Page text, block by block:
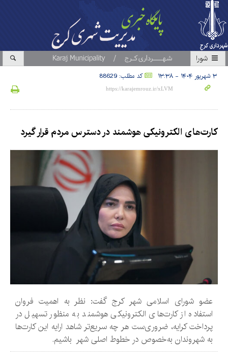
شورا
۳ شهریور ۱۴۰۴ - ۱۳:۳۸ کد مطلب: 88629
کارت‌های الکترونیکی هوشمند در دسترس مردم قرار گیرد
عضو شورای اسلامی شهر کرج گفت: نظر به اهمیت فروان
استفاده از کارت‌های الکترونیکی هوشمند به منظور تسهیل در
پرداخت کرایه، ضروری‌ست هر چه سریع‌تر شاهد ارایه این کارت‌ها
به شهروندان به‌خصوص در خطوط اصلی شهر باشیم.